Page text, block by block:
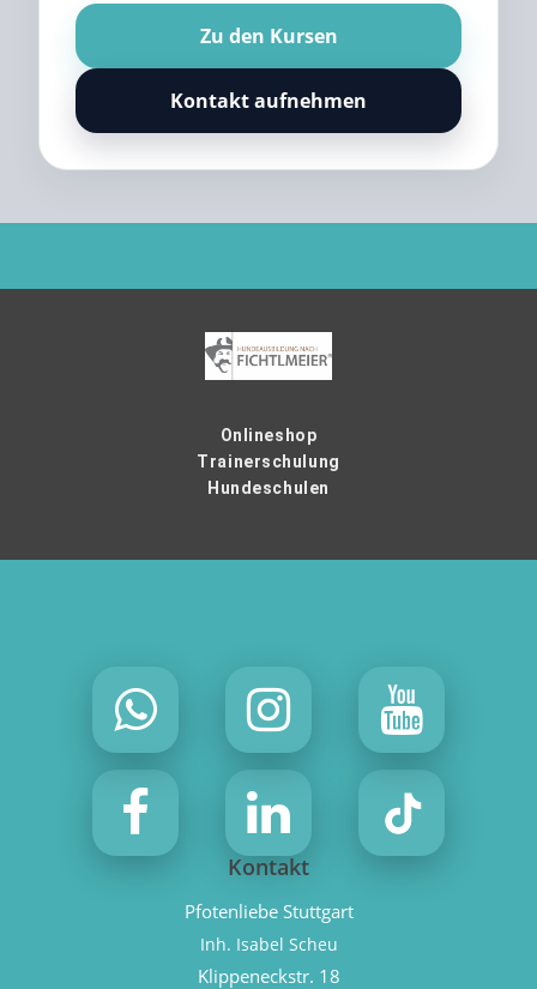
Zu den Kursen
Kontakt aufnehmen
Onlineshop
Trainerschulung
Hundeschulen
Kontakt
Pfotenliebe Stuttgart
Inh. Isabel Scheu
Klippeneckstr. 18